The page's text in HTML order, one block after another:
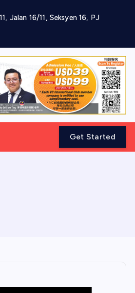
Jalan 16/11, Seksyen 16, PJ
Get Started